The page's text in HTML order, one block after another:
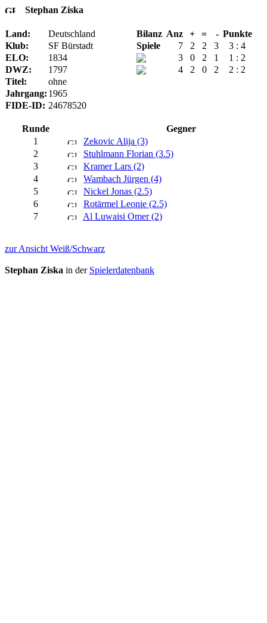
Stephan Ziska
Land: Deutschland Bilanz Anz + = - Punkte
Klub:
SF Bürstadt Spiele 7 2 2 3
3 : 4
ELO:
1834 3 0 2 1
1 : 2
DWZ:
1797 4 2 0 2
2 : 2
Titel:
ohne
Jahrgang: 1965
FIDE-ID: 24678520
Runde
Gegner
1
Zekovic Alija (3)
2
Stuhlmann Florian (3.5)
3
Kramer Lars (2)
4
Wambach Jürgen (4)
5
Nickel Jonas (2.5)
6
Rotärmel Leonie (2.5)
7
Al Luwaisi Omer (2)
zur Ansicht Weiß/Schwarz
Stephan Ziska in der Spielerdatenbank